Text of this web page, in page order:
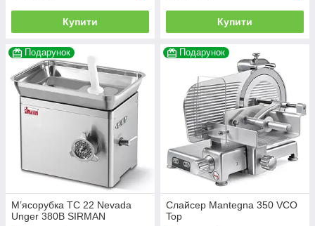
Купити Купити
Подарунок
М’ясорубка TC 22 Nevada
Unger 380В SIRMAN
Подарунок
Слайсер Mantegna 350 VCO
Top